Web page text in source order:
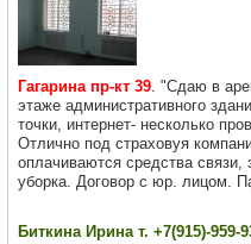
Гагарина пр-кт 39. "Сдаю в
этаже административного
точки, интернет- несколько
Отлично под страховуя
оплачиваются средства связи,
уборка. Договор с юр. лицом.
Биткина Ирина т. +7(915)-959-